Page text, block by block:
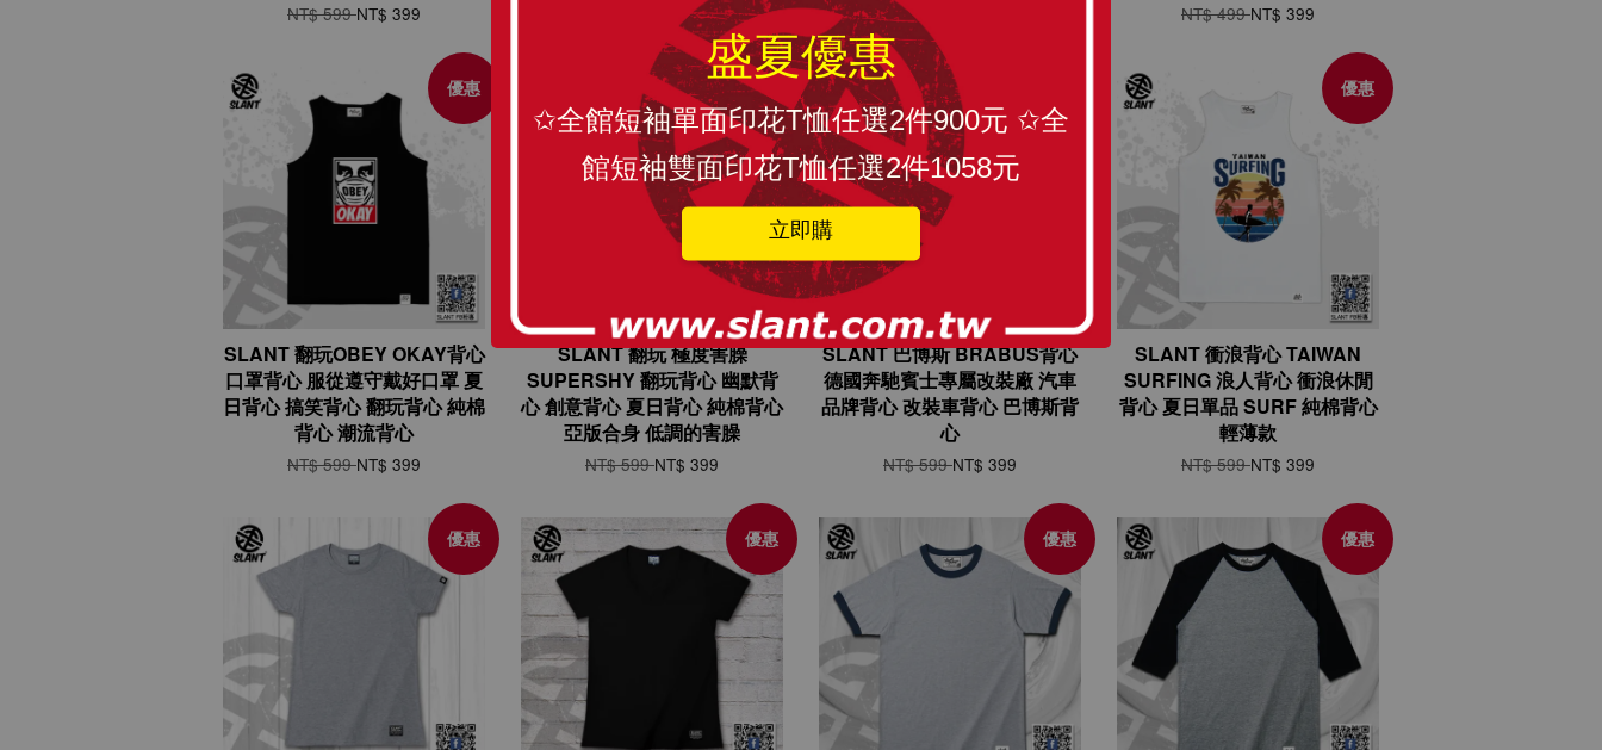
盛夏優惠
✩全館短袖單面印花T恤任選2件900元 ✩全
館短袖雙面印花T恤任選2件1058元
立即購
NT$ 599NT$ 399 NT$ 399 NT$ 599 NT$ 499NT$ 399
優惠
SLANT 翻玩OBEY OKAY背心
口罩背心 服從遵守戴好口罩 夏
日背心 搞笑背心 翻玩背心 純棉
背心 潮流背心
NT$ 599NT$ 399
優惠
SLANT 翻玩 極度害臊
SUPERSHY 翻玩背心 幽默背
心 創意背心 夏日背心 純棉背心
亞版合身 低調的害臊
NT$ 599NT$ 399
SLANT 巴博斯 BRABUS背心
德國奔馳賓士專屬改裝廠 汽車
品牌背心 改裝車背心 巴博斯背
心
NT$ 599NT$ 399
優惠
SLANT 衝浪背心 TAIWAN
SURFING 浪人背心 衝浪休閒
背心 夏日單品 SURF 純棉背心
輕薄款
NT$ 599NT$ 399
優惠 優惠 優惠 優惠